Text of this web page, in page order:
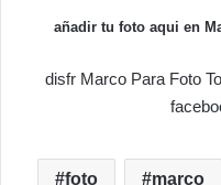
añadir tu foto aqui en
disfr Marco Para Foto
foto marco